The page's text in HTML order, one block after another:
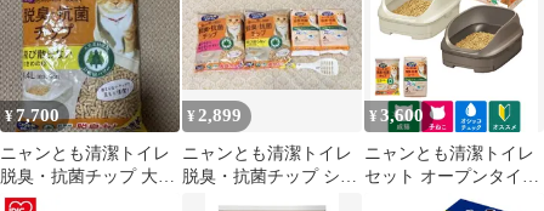
¥7,700
ニャンとも清潔トイレ
脱臭・抗菌チップ 大き
め 4.4L×5袋
¥2,899
ニャンとも清潔トイレ
脱臭・抗菌チップ シー
¥ 3,600
ニャンとも清潔トイレ
セット オープンタイプ
猫用システムトイレ ス